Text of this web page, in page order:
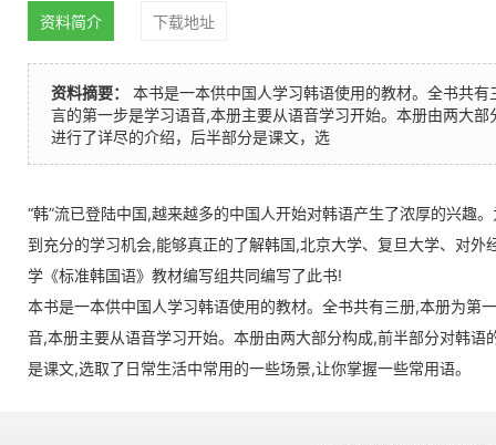
资料简介 下载地址
资料摘要：
本书是一本供中国人学习韩语使用的教材。全书共
言的第一步是学习语音,本册主要从语音学习开始。本册由两大
进行了详尽的介绍，后半部分是课文，选
“韩”流已登陆中国,越来越多的中国人开始对韩语产生了浓厚的兴趣
到充分的学习机会,能够真正的了解韩国,北京大学、复旦大学、对外
学《标准韩国语》教材编写组共同编写了此书!
本书是一本供中国人学习韩语使用的教材。全书共有三册,本册为第
音,本册主要从语音学习开始。本册由两大部分构成,前半部分对韩语
是课文,选取了日常生活中常用的一些场景,让你掌握一些常用语。